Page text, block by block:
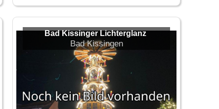
Bad Kissinger Lichterglanz
Bad Kissingen